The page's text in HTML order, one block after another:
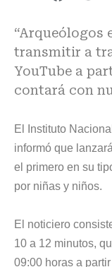
“Arqueólogos
transmitir a
YouTube a
contará con
El Instituto
informó que
el primero en su
por niñas y niños.
El noticiero
10 a 12 minutos,
09:00 horas a